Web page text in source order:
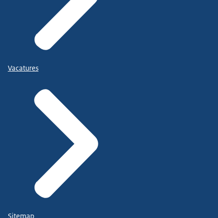
Vacatures
Sitemap